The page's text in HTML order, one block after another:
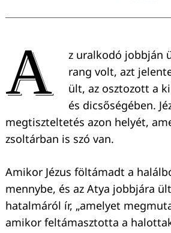
A
z uralkodó jobbján
rang volt, azt
ült, az osztozott a
és dicsőségében.
megtiszteltetés azon helyét,
zsoltárban is szó van.
Amikor Jézus föltámadt a
mennybe, és az Atya jobbjára
hatalmáról ír, „amelyet
amikor feltámasztotta a